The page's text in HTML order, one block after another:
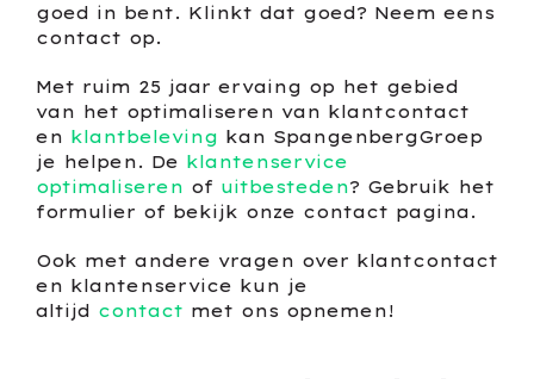
goed in bent. Klinkt dat goed? Neem eens
contact op.
Met ruim 25 jaar ervaing op het gebied
van het optimaliseren van klantcontact
en klantbeleving kan SpangenbergGroep
je helpen. De klantenservice
optimaliseren of uitbesteden? Gebruik het
formulier of bekijk onze contact pagina.
Ook met andere vragen over klantcontact
en klantenservice kun je
altijd contact met ons opnemen!